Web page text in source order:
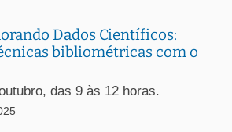
Dados Científicos:
bibliométricas com o
das 9 às 12 horas.